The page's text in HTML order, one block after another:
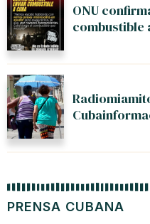
ONU
combustible
PRENSA CUBANA